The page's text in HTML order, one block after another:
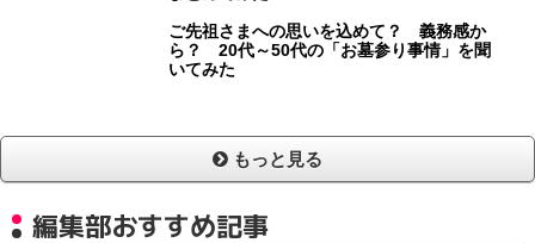
ご先祖さまへの思いを込めて？ 義務感か
ら？ 20代～50代の「お墓参り事情」を聞
いてみた
もっと見る
編集部おすすめ記事